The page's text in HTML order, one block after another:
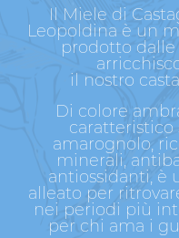
Il Miele di
Leopoldina è un
prodotto dalle
il nostro
Di colore
caratteristico
amarognolo,
minerali,
antiossidanti, è
alleato per
nei periodi più
per chi ama i